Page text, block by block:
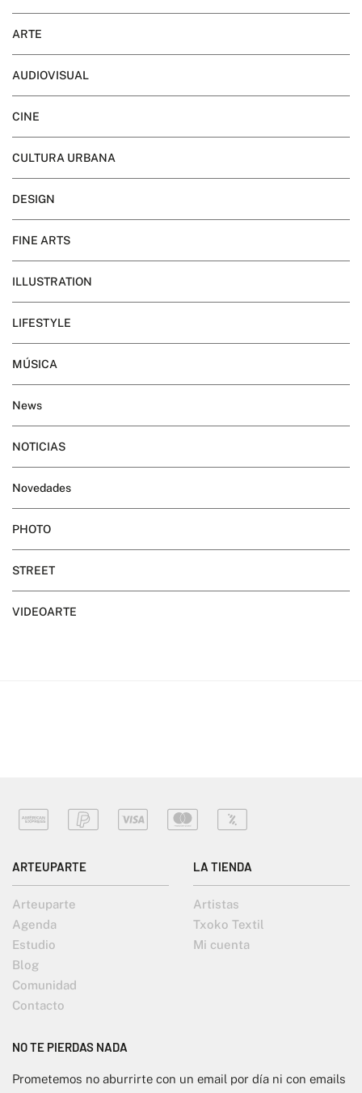
ARTE
AUDIOVISUAL
CINE
CULTURA URBANA
DESIGN
FINE ARTS
ILLUSTRATION
LIFESTYLE
MÚSICA
News
NOTICIAS
Novedades
PHOTO
STREET
VIDEOARTE
ARTEUPARTE
Arteuparte
Agenda
Estudio
Blog
Comunidad
Contacto
LA TIENDA
Artistas
Txoko Textil
Mi cuenta
NO TE PIERDAS NADA
Prometemos no aburrirte con un email por día ni con emails